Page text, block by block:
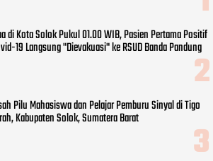
di Kota Solok Pukul 01.00 WIB, Pasien Pertama Positif
19 Langsung "Dievakuasi" ke RSUD Banda Pandung
Pilu Mahasiswa dan Pelajar Pemburu Sinyal di Tigo
Kabupaten Solok, Sumatera Barat